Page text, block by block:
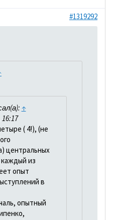
#1319292
↑
( 4!), (не
центральных
из
опыт
в
опытный